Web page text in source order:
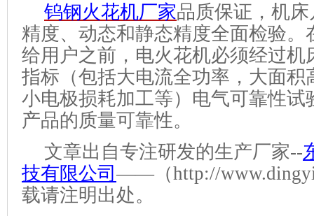
钨钢火花机厂家品质保证 ， 机床
精度、动态和静态精度全面检验。
给用户之前， 电火花机必须经过机
指标（包括大电流全功率，大面积
小电极损耗加工等）电气可靠性试
产品的质量可靠性。
文章出自专注研发的生产厂家--
技有限公司——（http://
载请注明出处。